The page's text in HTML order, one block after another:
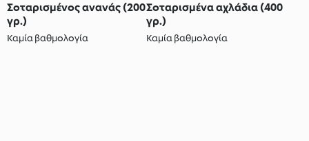
Σοταρισμένος ανανάς (200
γρ.)
Καμία βαθμολογία
Σοταρισμένα αχλάδια (400
γρ.)
Καμία βαθμολογία